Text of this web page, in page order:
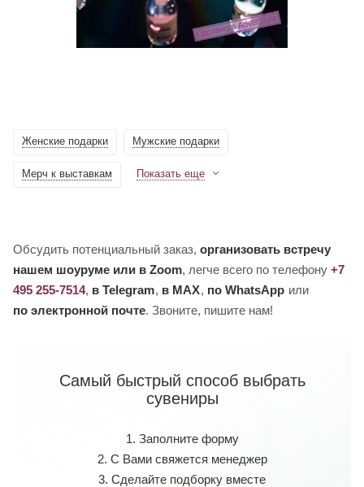
Женские подарки Мужские подарки
Мерч к выставкам Показать еще
Обсудить потенциальный заказ, организовать встречу
нашем шоуруме или в Zoom, легче всего по телефону +7
495 255-7514, в Telegram, в MAX, по WhatsApp или
по электронной почте. Звоните, пишите нам!
Самый быстрый способ выбрать
сувениры
1. Заполните форму
2. С Вами свяжется менеджер
3. Сделайте подборку вместе